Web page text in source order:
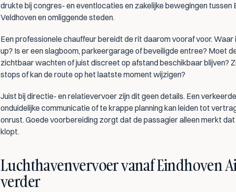
drukte bij congres- en eventlocaties en zakelijke bewegingen tussen
Veldhoven en omliggende steden.
Een professionele chauffeur bereidt de rit daarom vooraf voor. Waar
up? Is er een slagboom, parkeergarage of beveiligde entree? Moet
zichtbaar wachten of juist discreet op afstand beschikbaar blijven?
stops of kan de route op het laatste moment wijzigen?
Juist bij directie- en relatievervoer zijn dit geen details. Een
onduidelijke communicatie of te krappe planning kan leiden tot
onrust. Goede voorbereiding zorgt dat de passagier alleen merkt
klopt.
Luchthavenvervoer vanaf Eindhoven
verder